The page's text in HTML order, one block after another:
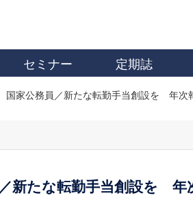
セミナー 定期誌
国家公務員／新たな転勤手当創設を 年
新たな転勤手当創設を